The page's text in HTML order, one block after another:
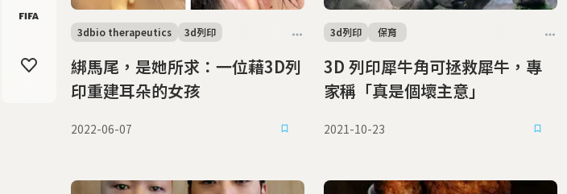
綁馬尾，是她所求：一位藉3D列
印重建耳朵的女孩
3dbio therapeutics 3d列印
2022-06-07
3D 列印犀牛角可拯救犀牛，專
家稱「真是個壞主意」
3d列印 保育
2021-10-23